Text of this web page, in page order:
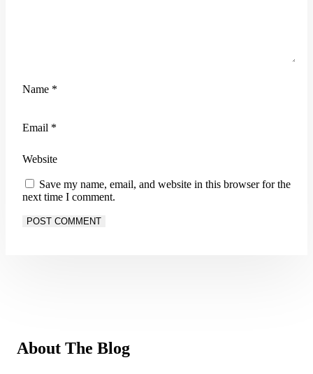
Name *
Email *
Website
Save my name, email, and website in this browser for the
next time I comment.
About The Blog